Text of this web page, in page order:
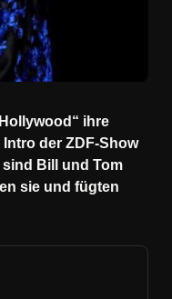
ihre
der ZDF-Show
Bill und Tom
sie und fügten